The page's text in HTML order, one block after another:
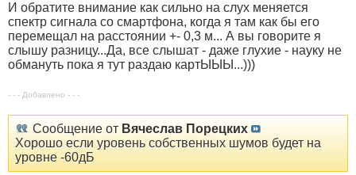
И обратите внимание как сильно на слух меняется
спектр сигнала со смартфона, когда я там как бы его
перемещал на расстоянии +- 0,3 м... А вы говорите я
слышу разницу...Да, все слышат - даже глухие - науку не
обмануть пока я тут раздаю картЫЫЫ...)))
- - - Добавлено - - -
Сообщение от Вячеслав Порецких
Хорошо если уровень собственных шумов будет на
уровне -60дБ